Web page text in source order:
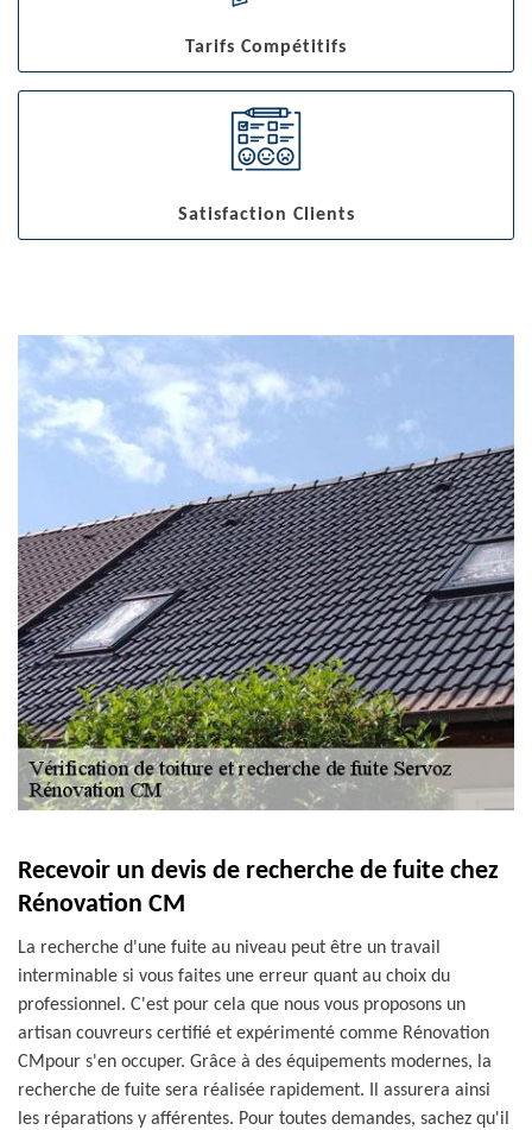
Tarifs Compétitifs
Satisfaction Clients
Recevoir un devis de recherche de fuite chez
Rénovation CM
La recherche d'une fuite au niveau peut être un travail
interminable si vous faites une erreur quant au choix du
professionnel. C'est pour cela que nous vous proposons un
artisan couvreurs certifié et expérimenté comme Rénovation
CMpour s'en occuper. Grâce à des équipements modernes, la
recherche de fuite sera réalisée rapidement. Il assurera ainsi
les réparations y afférentes. Pour toutes demandes, sachez qu'il